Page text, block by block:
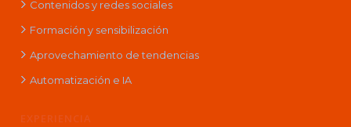
Contenidos y redes sociales
Formación y sensibilización
Aprovechamiento de tendencias
Automatización e IA
EXPERIENCIA